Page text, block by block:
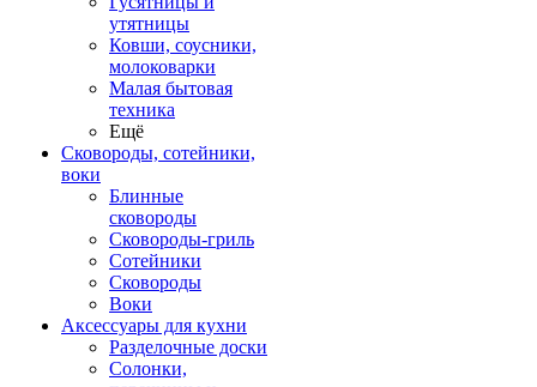
утятницы
Ковши, соусники,
молоковарки
Малая бытовая
техника
Ещё
Сковороды, сотейники,
воки
Блинные
сковороды
Сковороды-гриль
Сотейники
Сковороды
Воки
Аксессуары для кухни
Разделочные доски
Солонки,